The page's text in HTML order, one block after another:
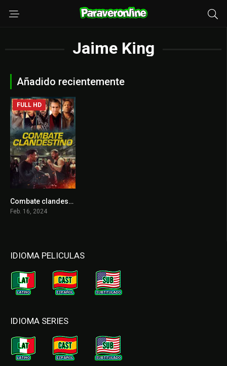
Jaime King
Añadido recientemente
5.1
FULL HD
Combate clandestino
Feb. 16, 2024
IDIOMA PELICULAS
IDIOMA SERIES